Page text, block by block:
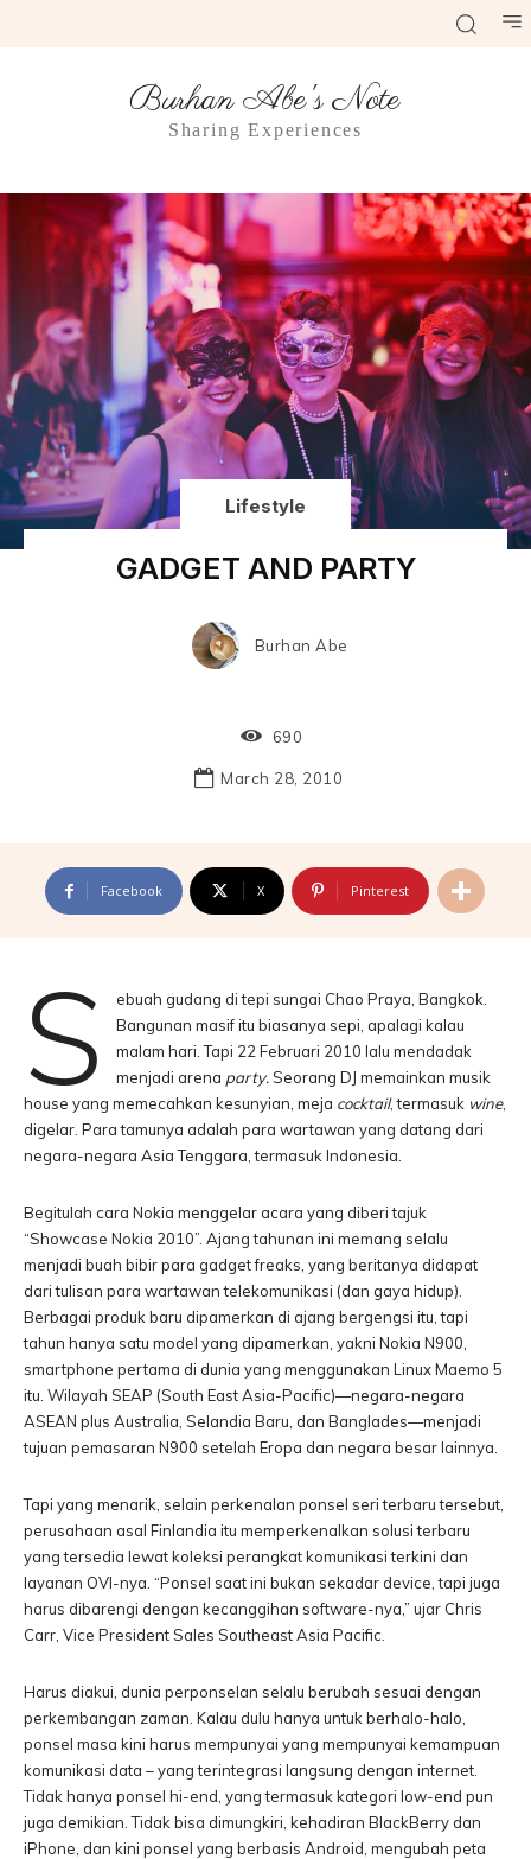
Burhan Abe's Note
Sharing Experiences
Lifestyle
GADGET AND PARTY
Burhan Abe
690
March 28, 2010
Facebook X Pinterest
S
ebuah gudang di tepi sungai Chao Praya, Bangkok.
Bangunan masif itu biasanya sepi, apalagi kalau
malam hari. Tapi 22 Februari 2010 lalu mendadak
menjadi arena party.Seorang DJ memainkan musik
house yang memecahkan kesunyian, meja cocktail, termasuk wine,
digelar. Para tamunya adalah para wartawan yang datang dari
negara-negara Asia Tenggara, termasuk Indonesia.
Begitulah cara Nokia menggelar acara yang diberi tajuk
“Showcase Nokia 2010”. Ajang tahunan ini memang selalu
menjadi buah bibir para gadget freaks, yang beritanya didapat
dari tulisan para wartawan telekomunikasi (dan gaya hidup).
Berbagai produk baru dipamerkan di ajang bergengsi itu, tapi
tahun hanya satu model yang dipamerkan, yakni Nokia N900,
smartphone pertama di dunia yang menggunakan Linux Maemo 5
itu. Wilayah SEAP (South East Asia-Pacific)—negara-negara
ASEAN plus Australia, Selandia Baru, dan Banglades—menjadi
tujuan pemasaran N900 setelah Eropa dan negara besar lainnya.
Tapi yang menarik, selain perkenalan ponsel seri terbaru tersebut,
perusahaan asal Finlandia itu memperkenalkan solusi terbaru
yang tersedia lewat koleksi perangkat komunikasi terkini dan
layanan OVI-nya. “Ponsel saat ini bukan sekadar device, tapi juga
harus dibarengi dengan kecanggihan software-nya,” ujar Chris
Carr, Vice President Sales Southeast Asia Pacific.
Harus diakui, dunia perponselan selalu berubah sesuai dengan
perkembangan zaman. Kalau dulu hanya untuk berhalo-halo,
ponsel masa kini harus mempunyai yang mempunyai kemampuan
komunikasi data – yang terintegrasi langsung dengan internet.
Tidak hanya ponsel hi-end, yang termasuk kategori low-end pun
juga demikian. Tidak bisa dimungkiri, kehadiran BlackBerry dan
iPhone, dan kini ponsel yang berbasis Android, mengubah peta